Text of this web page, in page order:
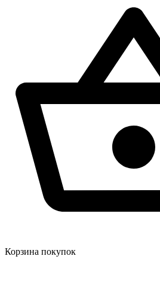
Корзина покупок